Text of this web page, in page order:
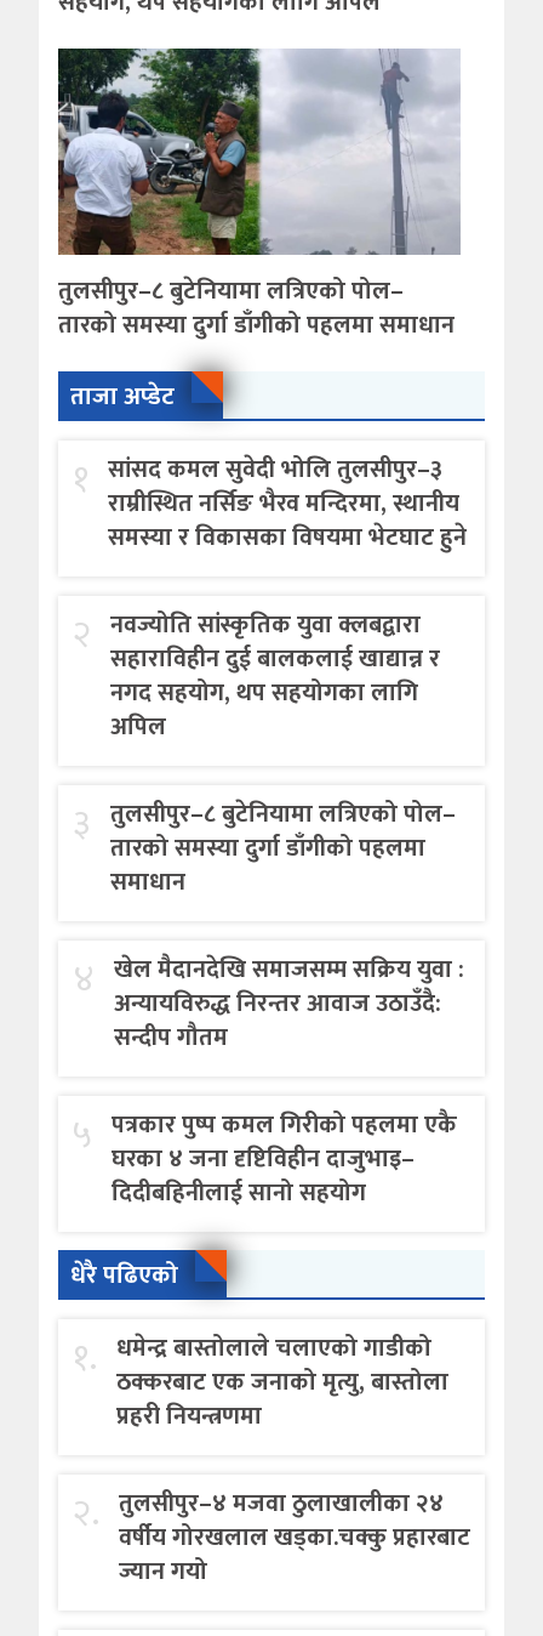
तुलसीपुर–८ बुटेनियामा लत्रिएको पोल–
तारको समस्या दुर्गा डाँगीको पहलमा समाधान
ताजा अप्डेट
१ सांसद कमल सुवेदी भोलि तुलसीपुर–३
राम्रीस्थित नर्सिङ भैरव मन्दिरमा, स्थानीय
समस्या र विकासका विषयमा भेटघाट हुने
२ नवज्योति सांस्कृतिक युवा क्लबद्वारा
सहाराविहीन दुई बालकलाई खाद्यान्न र
नगद सहयोग, थप सहयोगका लागि
अपिल
३ तुलसीपुर–८ बुटेनियामा लत्रिएको पोल–
तारको समस्या दुर्गा डाँगीको पहलमा
समाधान
४ खेल मैदानदेखि समाजसम्म सक्रिय युवा :
अन्यायविरुद्ध निरन्तर आवाज उठाउँदै:
सन्दीप गौतम
५ पत्रकार पुष्प कमल गिरीको पहलमा एकै
घरका ४ जना दृष्टिविहीन दाजुभाइ–
दिदीबहिनीलाई सानो सहयोग
धेरै पढिएको
१. धमेन्द्र बास्तोलाले चलाएको गाडीको
ठक्करबाट एक जनाको मृत्यु, बास्तोला
प्रहरी नियन्त्रणमा
२. तुलसीपुर–४ मजवा ठुलाखालीका २४
वर्षीय गोरखलाल खड्का.चक्कु प्रहारबाट
ज्यान गयो